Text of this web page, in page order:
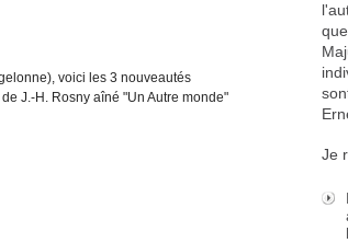
voici les 3 nouveautés
J.-H. Rosny aîné "Un Autre monde"
Je